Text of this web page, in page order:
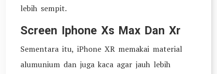
lebih sempit.
Screen Iphone Xs Max Dan Xr
Sementara itu, iPhone XR memakai material
alumunium dan juga kaca agar jauh lebih